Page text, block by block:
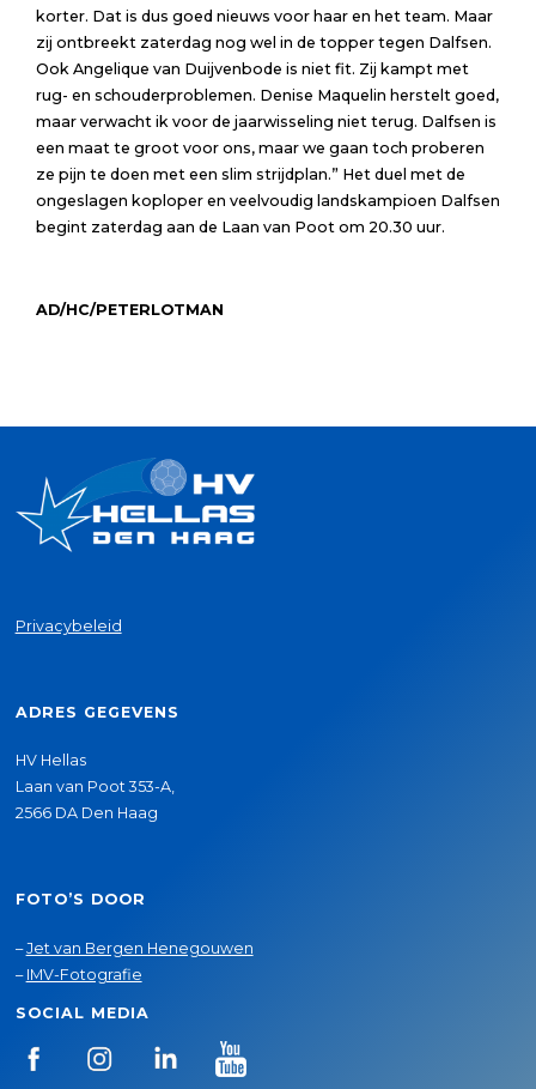
korter. Dat is dus goed nieuws voor haar en het team. Maar
zij ontbreekt zaterdag nog wel in de topper tegen Dalfsen.
Ook Angelique van Duijvenbode is niet fit. Zij kampt met
rug- en schouderproblemen. Denise Maquelin herstelt goed,
maar verwacht ik voor de jaarwisseling niet terug. Dalfsen is
een maat te groot voor ons, maar we gaan toch proberen
ze pijn te doen met een slim strijdplan.” Het duel met de
ongeslagen koploper en veelvoudig landskampioen Dalfsen
begint zaterdag aan de Laan van Poot om 20.30 uur.
AD/HC/PETERLOTMAN
Privacybeleid
ADRES GEGEVENS
HV Hellas
Laan van Poot 353-A,
2566 DA Den Haag
FOTO’S DOOR
–Jet van Bergen Henegouwen
– IMV-Fotografie
SOCIAL MEDIA